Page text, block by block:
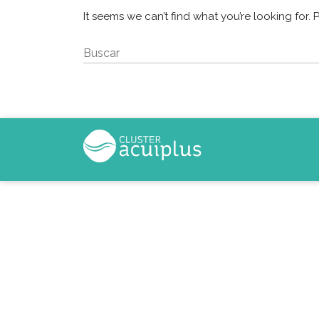
It seems we can’t find what you’re looking for.
Buscar